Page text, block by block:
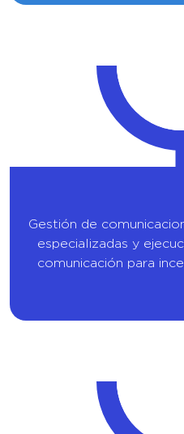
Gestión de
especializadas y
comunicación para